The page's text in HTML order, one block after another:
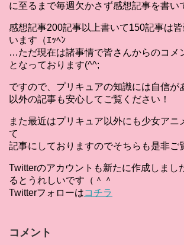
に至るまで毎週欠かさず感想記事を書い
感想記事200記事以上書いて150記事は
います（ｴｯﾍﾝ
…ただ現在は諸事情で皆さんからのコメ
となっております(^^;
ですので、プリキュアの知識には自信が
以外の記事も安心してご覧ください！
また最近はプリキュア以外にも少女アニ
て
記事にしておりますのでそちらも是非ご
Twitterのアカウントも新たに作成しまし
るとうれしいです（＾＾
Twitterフォローはコチラ
コメント